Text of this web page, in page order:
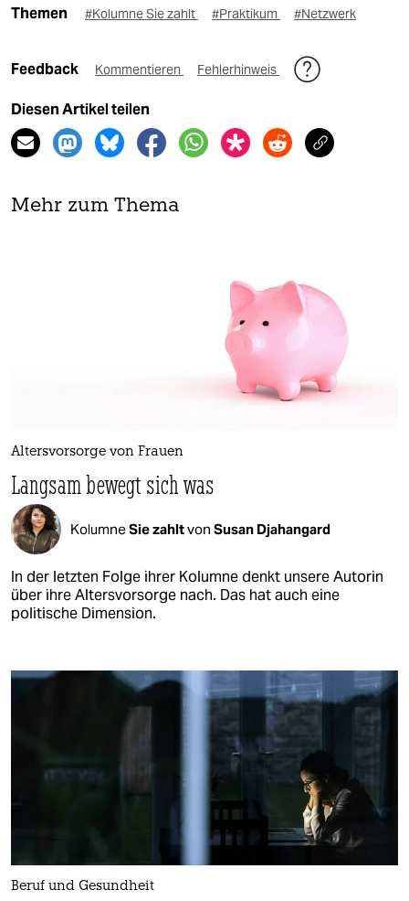
Themen #Kolumne Sie zahlt #Praktikum #Netzwerk
Feedback Kommentieren Fehlerhinweis
Diesen Artikel teilen
Mehr zum Thema
Altersvorsorge von Frauen
Langsam bewegt sich was
KolumneSie zahltvon Susan Djahangard
In der letzten Folge ihrer Kolumne denkt unsere Autorin
über ihre Altersvorsorge nach. Das hat auch eine
politische Dimension.
Beruf und Gesundheit